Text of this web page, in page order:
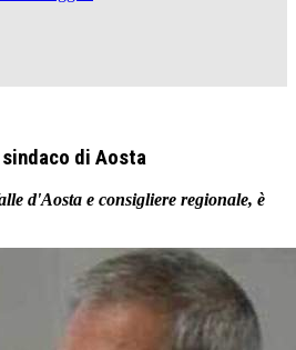
di Aosta
d'Aosta e consigliere regionale, è